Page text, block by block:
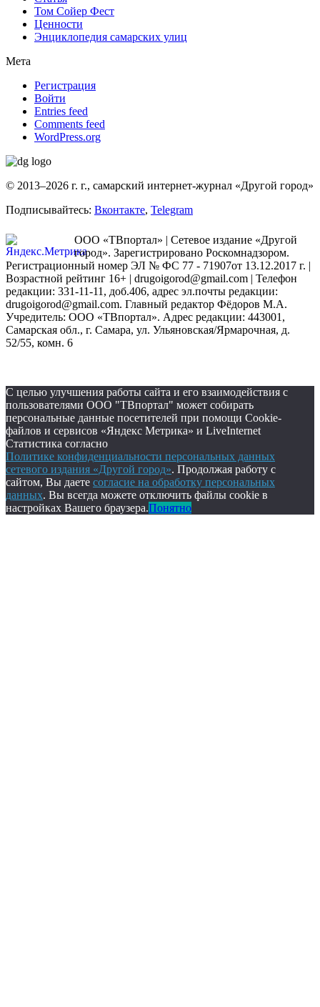
Том Сойер Фест
Ценности
Энциклопедия самарских улиц
Мета
Регистрация
Войти
Entries feed
Comments feed
WordPress.org
© 2013–2026 г. г., самарский интернет-журнал «Другой город»
Подписывайтесь: Вконтакте, Telegram
ООО «ТВпортал» | Сетевое издание «Другой
город». Зарегистрировано Роскомнадзором.
Регистрационный номер ЭЛ № ФС 77 - 71907от 13.12.2017 г. |
Возрастной рейтинг 16+ | drugoigorod@gmail.com | Телефон
редакции: 331-11-11, доб.406, адрес эл.почты редакции:
drugoigorod@gmail.com. Главный редактор Фёдоров М.А.
Учредитель: ООО «ТВпортал». Адрес редакции: 443001,
Самарская обл., г. Самара, ул. Ульяновская/Ярмарочная, д.
52/55, комн. 6
С целью улучшения работы сайта и его взаимодействия с
пользователями ООО "ТВпортал" может собирать
персональные данные посетителей при помощи Cookie-
файлов и сервисов «Яндекс Метрика» и LiveInternet
Статистика согласно
Политике конфиденциальности персональных данных
сетевого издания «Другой город». Продолжая работу с
сайтом, Вы даете согласие на обработку персональных
данных. Вы всегда можете отключить файлы cookie в
настройках Вашего браузера.Понятно